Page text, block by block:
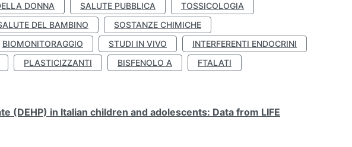
DONNA SALUTE PUBBLICA
TOSSICOLOGIA
DEL BAMBINO
SOSTANZE CHIMICHE
BIOMONITORAGGIO STUDI IN VIVO
INTERFERENTI ENDOCRINI
PLASTICIZZANTI BISFENOLO A
FTALATI
(DEHP) in Italian children and adolescents: Data from LIFE